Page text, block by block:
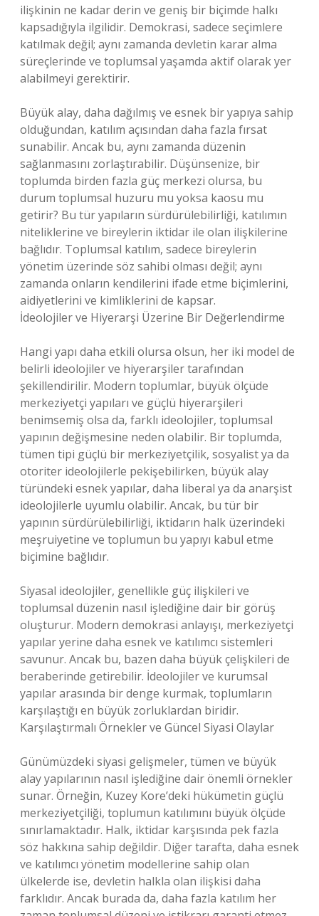
ilişkinin ne kadar derin ve geniş bir biçimde halkı
kapsadığıyla ilgilidir. Demokrasi, sadece seçimlere
katılmak değil; aynı zamanda devletin karar alma
süreçlerinde ve toplumsal yaşamda aktif olarak yer
alabilmeyi gerektirir.
Büyük alay, daha dağılmış ve esnek bir yapıya sahip
olduğundan, katılım açısından daha fazla fırsat
sunabilir. Ancak bu, aynı zamanda düzenin
sağlanmasını zorlaştırabilir. Düşünsenize, bir
toplumda birden fazla güç merkezi olursa, bu
durum toplumsal huzuru mu yoksa kaosu mu
getirir? Bu tür yapıların sürdürülebilirliği, katılımın
niteliklerine ve bireylerin iktidar ile olan ilişkilerine
bağlıdır. Toplumsal katılım, sadece bireylerin
yönetim üzerinde söz sahibi olması değil; aynı
zamanda onların kendilerini ifade etme biçimlerini,
aidiyetlerini ve kimliklerini de kapsar.
İdeolojiler ve Hiyerarşi Üzerine Bir Değerlendirme
Hangi yapı daha etkili olursa olsun, her iki model de
belirli ideolojiler ve hiyerarşiler tarafından
şekillendirilir. Modern toplumlar, büyük ölçüde
merkeziyetçi yapıları ve güçlü hiyerarşileri
benimsemiş olsa da, farklı ideolojiler, toplumsal
yapının değişmesine neden olabilir. Bir toplumda,
tümen tipi güçlü bir merkeziyetçilik, sosyalist ya da
otoriter ideolojilerle pekişebilirken, büyük alay
türündeki esnek yapılar, daha liberal ya da anarşist
ideolojilerle uyumlu olabilir. Ancak, bu tür bir
yapının sürdürülebilirliği, iktidarın halk üzerindeki
meşruiyetine ve toplumun bu yapıyı kabul etme
biçimine bağlıdır.
Siyasal ideolojiler, genellikle güç ilişkileri ve
toplumsal düzenin nasıl işlediğine dair bir görüş
oluşturur. Modern demokrasi anlayışı, merkeziyetçi
yapılar yerine daha esnek ve katılımcı sistemleri
savunur. Ancak bu, bazen daha büyük çelişkileri de
beraberinde getirebilir. İdeolojiler ve kurumsal
yapılar arasında bir denge kurmak, toplumların
karşılaştığı en büyük zorluklardan biridir.
Karşılaştırmalı Örnekler ve Güncel Siyasi Olaylar
Günümüzdeki siyasi gelişmeler, tümen ve büyük
alay yapılarının nasıl işlediğine dair önemli örnekler
sunar. Örneğin, Kuzey Kore’deki hükümetin güçlü
merkeziyetçiliği, toplumun katılımını büyük ölçüde
sınırlamaktadır. Halk, iktidar karşısında pek fazla
söz hakkına sahip değildir. Diğer tarafta, daha esnek
ve katılımcı yönetim modellerine sahip olan
ülkelerde ise, devletin halkla olan ilişkisi daha
farklıdır. Ancak burada da, daha fazla katılım her